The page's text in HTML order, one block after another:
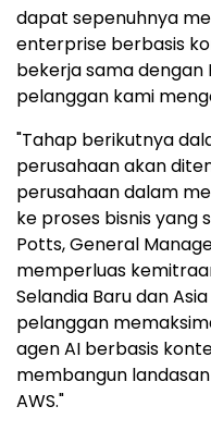
dapat sepenuhnya
enterprise berbasis
bekerja sama
pelanggan kami
"Tahap berikutnya
perusahaan akan
perusahaan dalam
ke proses bisnis yang
Potts, General
memperluas
Selandia Baru dan
pelanggan
agen AI berbasis
membangun
AWS."